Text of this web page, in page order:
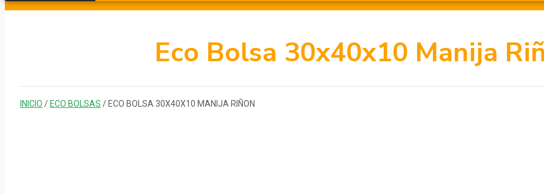
Eco Bolsa 30x40x10 Manija
INICIO / ECO BOLSAS / ECO BOLSA 30X40X10 MANIJA RIÑON